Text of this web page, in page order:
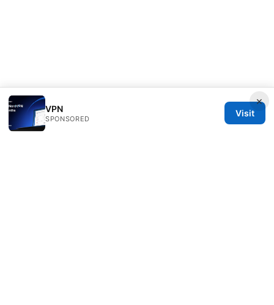
×
VPN
SPONSORED
Visit